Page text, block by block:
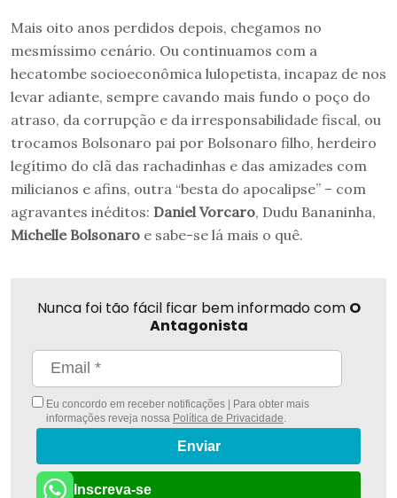
Mais oito anos perdidos depois, chegamos no
mesmíssimo cenário. Ou continuamos com a
hecatombe socioeconômica lulopetista, incapaz de nos
levar adiante, sempre cavando mais fundo o poço do
atraso, da corrupção e da irresponsabilidade fiscal, ou
trocamos Bolsonaro pai por Bolsonaro filho, herdeiro
legítimo do clã das rachadinhas e das amizades com
milicianos e afins, outra “besta do apocalipse” – com
agravantes inéditos: Daniel Vorcaro, Dudu Bananinha,
Michelle Bolsonaro e sabe-se lá mais o quê.
Nunca foi tão fácil ficar bem informado com O
Antagonista
Eu concordo em receber notificações | Para obter mais
informações reveja nossa Política de Privacidade
Enviar
Inscreva-se